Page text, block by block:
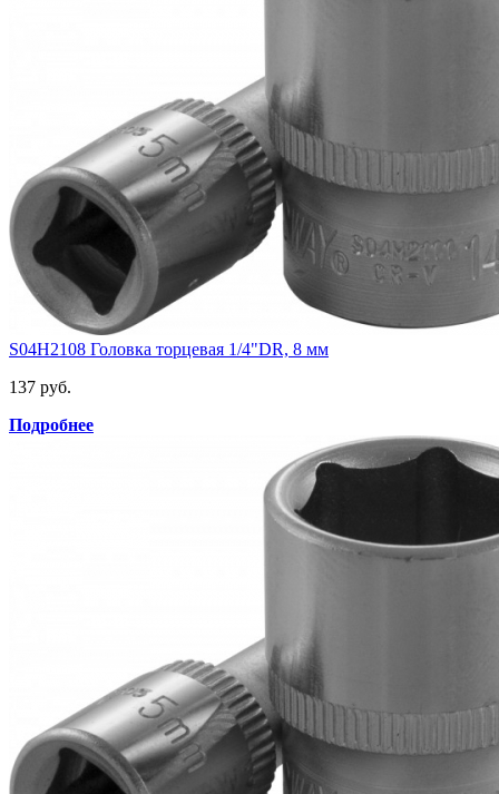
S04H2108 Головка торцевая 1/4"DR, 8 мм
137 руб.
Подробнее